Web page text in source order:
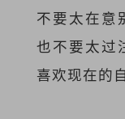
不要太在意
也不要太过
喜欢现在的